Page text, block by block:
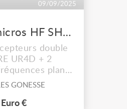
09/09/2025
double micros HF SHURE UR4D
double
UR4D + 2
plan
Mhz):
les
GONESSE
€